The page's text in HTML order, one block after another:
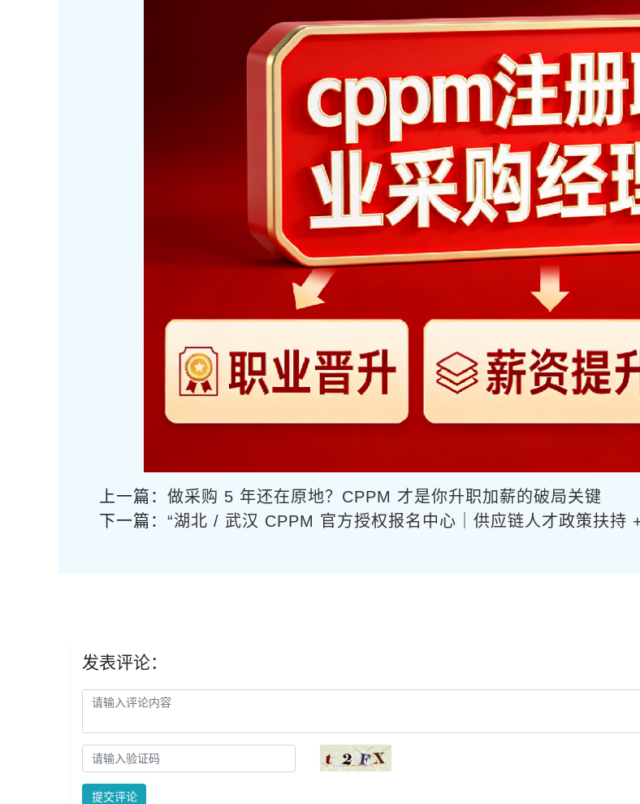
上一篇： 做采购 5 年还在原地？CPPM 才是你升职加薪的破局关键
下一篇： “湖北 / 武汉 CPPM 官方授权报名中心｜供应链人才政策扶持
发表评论：
提交评论